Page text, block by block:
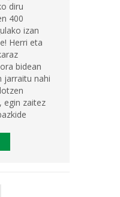
diru
400
izan
Herri eta
bidean
jarraitu nahi
egin zaitez